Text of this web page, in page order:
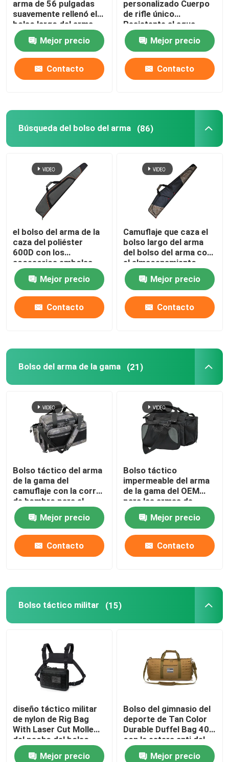
CALCETÍN IMPERMEABLE DEL ARMA
arma de 56 pulgadas
suavemente rellenó el
bolso largo del arma
para la caza que tiraba
Mejor precio
Contacto
personalizado Cuerpo
de rifle único
Resistente al agua
Bolsa de arma a prueba
de polvoMejor precio
Contacto
Búsqueda del bolso del arma (86)
el bolso del arma de la
caza del poliéster
600D con los
accesorios embolsa
para el tiroteo al aire
libre
Mejor precio
Contacto
Camuflaje que caza el
bolso largo del arma
del bolso del arma con
el almacenamiento
adicional para los rifles
de ScopedMejor precio
Contacto
Bolso del arma de la gama (21)
Bolso táctico del arma
de la gama del
camuflaje con la correa
de hombro para el
tiroteo táctico
Mejor precio
Contacto
Bolso táctico
impermeable del arma
de la gama del OEM
para las armas de
mano y el gris negro de
la municiónMejor precio
Contacto
Bolso táctico militar (15)
diseño táctico militar
de nylon de Rig Bag
With Laser Cut Molle
del pecho del bolso
1000D
Mejor precio
Bolso del gimnasio del
deporte de Tan Color
Durable Duffel Bag 40L
con la estera anti del
resbalón
Mejor precio